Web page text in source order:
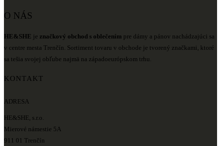
O NÁS
HE&SHE je značkový obchod s oblečením pre dámy a pánov nachádzajúci sa
v centre mesta Trenčín. Sortiment tovaru v obchode je tvorený značkami, ktoré
sa tešia svojej obľube najmä na západoeurópskom trhu.
KONTAKT
ADRESA
HE&SHE, s.r.o.
Mierové námestie 5A
911 01 Trenčín